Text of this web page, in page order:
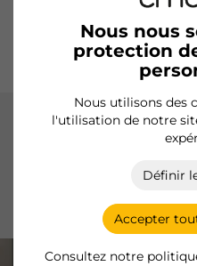
Nous nous
protection
Nous utilisons des
l'utilisation de notre
Définir
Accepter
Consultez notre
Cuisine
Poignées
Profils et
Profils et accessoires pour
durabilité, confort et style.